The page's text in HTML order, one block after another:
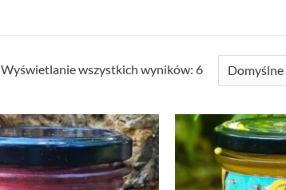
Wyświetlanie wszystkich wyników: 6